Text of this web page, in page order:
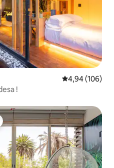
Note
4,94 (106)
!
les plus aimés